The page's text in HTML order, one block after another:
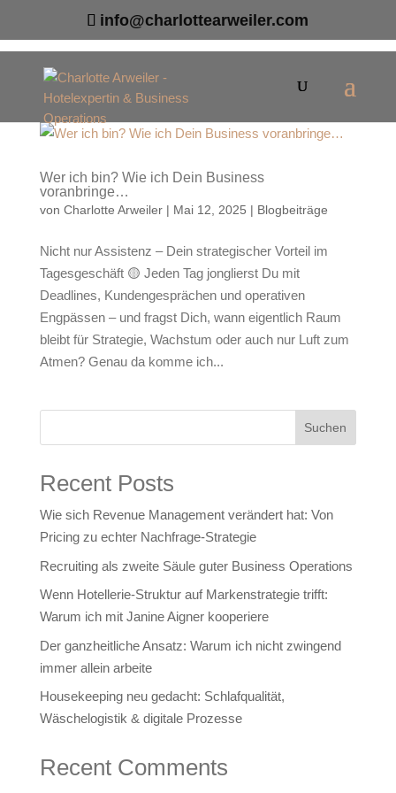
info@charlottearweiler.com
Wer ich bin? Wie ich Dein Business
voranbringe…
von Charlotte Arweiler| Mai 12, 2025 | Blogbeiträge
Nicht nur Assistenz – Dein strategischer Vorteil im
Tagesgeschäft 🟡 Jeden Tag jonglierst Du mit
Deadlines, Kundengesprächen und operativen
Engpässen – und fragst Dich, wann eigentlich Raum
bleibt für Strategie, Wachstum oder auch nur Luft zum
Atmen? Genau da komme ich...
Suchen
Recent Posts
Wie sich Revenue Management verändert hat: Von
Pricing zu echter Nachfrage‑Strategie
Recruiting als zweite Säule guter Business Operations
Wenn Hotellerie‑Struktur auf Markenstrategie trifft:
Warum ich mit Janine Aigner kooperiere
Der ganzheitliche Ansatz: Warum ich nicht zwingend
immer allein arbeite
Housekeeping neu gedacht: Schlafqualität,
Wäschelogistik & digitale Prozesse
Recent Comments